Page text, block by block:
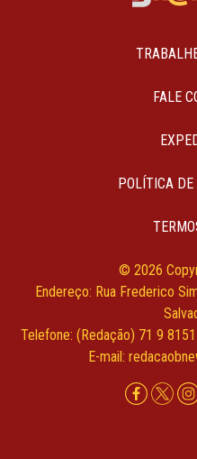
FALE
POLÍTICA
© 2026
Endereço: Rua Frederico
Telefone: (Redação) 71 9
E-mail: